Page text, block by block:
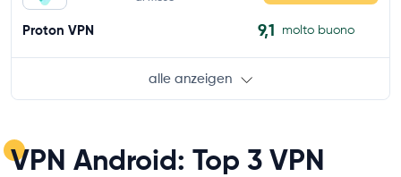
Proton VPN 9,1 molto buono
alle anzeigen
VPN Android: Top 3 VPN